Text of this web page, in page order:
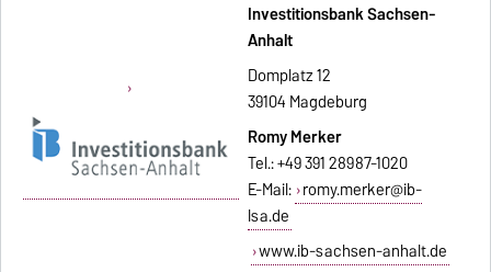
Investitionsbank Sachsen-
Anhalt
Domplatz 12
39104 Magdeburg
Romy Merker
Tel.: +49 391 28987-1020
E-Mail: romy.merker@ib-
lsa.de
www.ib-sachsen-anhalt.de